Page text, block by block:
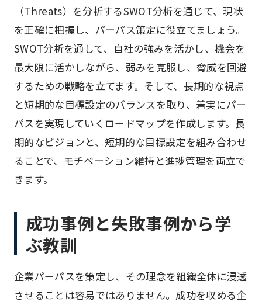
（Threats）を分析するSWOT分析を通じて、現状
を正確に把握し、パーパス策定に役立てましょう。
SWOT分析を通して、自社の強みを活かし、機会を
最大限に活かしながら、弱みを克服し、脅威を回避
するための戦略を立てます。そして、長期的な視点
と短期的な目標設定のバランスを取り、着実にパー
パスを実現していくロードマップを作成します。長
期的なビジョンと、短期的な目標設定を組み合わせ
ることで、モチベーション維持と進捗管理を両立で
きます。
成功事例と失敗事例から学
ぶ教訓
企業パーパスを策定し、その理念を組織全体に浸透
させることは容易ではありません。成功を収める企